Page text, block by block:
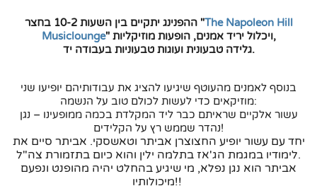
ההפנינג יתקיים בין השעות 10-2 בחצר "The Napoleon Hill
Musiclounge
" ויכלול יריד אמנים, הופעות מוזיקליות,
גלידה טבעונית ועוגות טבעוניות בעבודה יד.
בנוסף לאמנים מהעוטף שיגיעו להציג את עבודותיהם יופיעו שני
מוזיקאים כדי לעשות לכולם טוב על הנשמה:
עשור אלקיים שראיתם כבר ליד המקלדת בכמה ממופעינו – נגן
נהדר שממש רץ על הקלידים!
יחד עם עשור יופיע החצוצרן אביתר וטאשסקי. אביתר סיים את
לימודיו במגמת הג'אז בתלמה ילין והוא כיום בתזמורת צה"ל.
אביתר הוא נגן נפלא, מי שיגיע בהחלט יהיה מהופנט ונפעם
מיכולותיו!!